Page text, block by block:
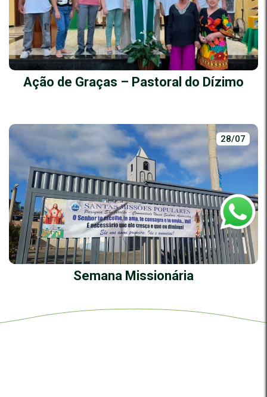
Ação de Graças – Pastoral do Dízimo
28/07
Semana Missionária